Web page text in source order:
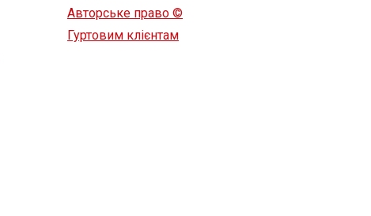
Авторське право ©
Гуртовим клієнтам